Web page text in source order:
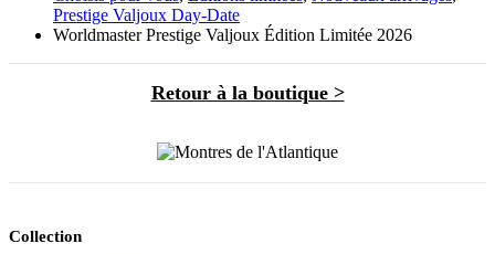
Prestige Valjoux Day-Date
Worldmaster Prestige Valjoux Édition Limitée 2026
Retour à la boutique >
Collection